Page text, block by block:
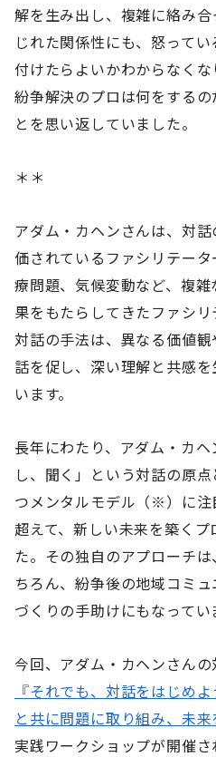
解を生み出し、複雑に絡み
じれた関係性にも、怒って
付けたらよいかわからなく
紛争解決のプロは何をする
とを思い返していました。
＊＊
アダム・カヘンさんは、対
価されているファシリテー
療問題、気候変動など、複
果をもたらしてきたファシ
対話の手法は、異なる価値
話を促し、深い理解と共感
います。
長年にわたり、アダム・カ
し、聞く」という対話の原
つメンタルモデル（※）に注
超えて、新しい未来を築く
た。その独自のアプローチ
ちろん、紛争後の地域コミ
づくりの手助けにもなってい
今回、アダム・カヘンさん
『それでも、対話をはじめ
と共に問題に取り組み、未来
実践ワークショップが開催さ